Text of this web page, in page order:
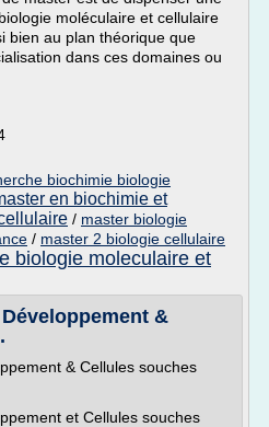
moléculaire et cellulaire
bien au plan théorique que
dans ces domaines ou
biochimie biologie
en biochimie et
/ master biologie
/ master 2 biologie cellulaire
biologie moleculaire et
&
& Cellules souches
et Cellules souches